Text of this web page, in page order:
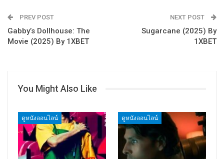
PREV POST
Gabby’s Dollhouse: The
Movie (2025) By 1XBET
NEXT POST
Sugarcane (2025) By
1XBET
You Might Also Like
ดูหนังออนไลน์ ดูหนังออนไลน์